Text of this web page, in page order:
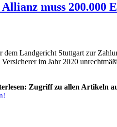
muss 200.000
Landgericht Stuttgart zur
im Jahr 2020
Zugriff zu allen Artikeln